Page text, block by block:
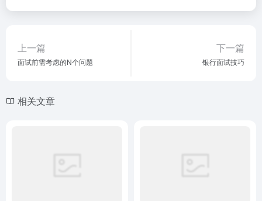
上一篇
面试前需考虑的N个问题
下一篇
银行面试技巧
相关文章